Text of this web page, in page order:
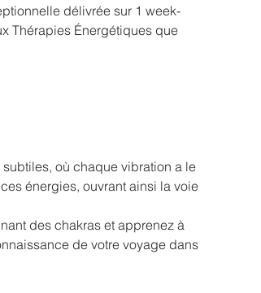
délivrée sur 1 week-
Thérapies Énergétiques que
où chaque vibration a le
énergies, ouvrant ainsi la voie
des chakras et apprenez à
de votre voyage dans